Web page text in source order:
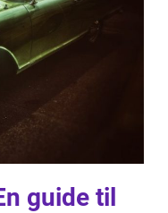
guide til